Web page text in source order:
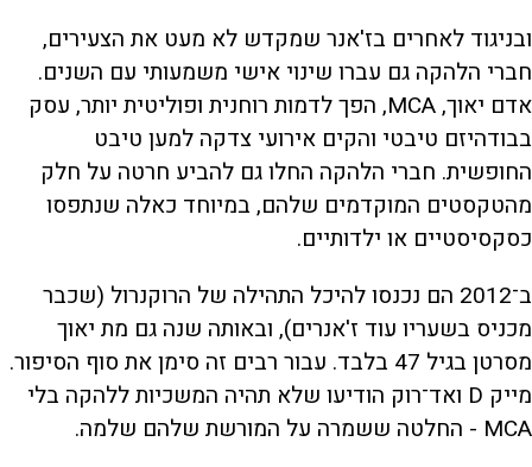
ובניגוד לאחרים בז'אנר שמקדש לא מעט את הצעירים,
חברי הלהקה גם עברו שינוי אישי משמעותי עם השנים.
אדם יאוך, MCA, הפך לדמות רוחנית ופוליטית יותר, עסק
בבודהיזם טיבטי והקים אירועי צדקה למען טיבט
החופשית. חברי הלהקה החלו גם להביע חרטה על חלק
מהטקסטים המוקדמים שלהם, במיוחד כאלה שנתפסו
כסקסיסטיים או ילדותיים.
ב־2012 הם נכנסו להיכל התהילה של הרוקנרול (שכבר
מכניס בשעריו עוד ז'אנרים), ובאותה שנה גם מת יאוך
מסרטן בגיל 47 בלבד. עבור רבים זה סימן את סוף הסיפור.
מייק D ואד־רוק הודיעו שלא תהיה המשכיות ללהקה בלי
MCA - החלטה ששמרה על המורשת שלהם שלמה.